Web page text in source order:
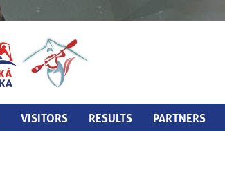
VISITORS RESULTS PARTNERS